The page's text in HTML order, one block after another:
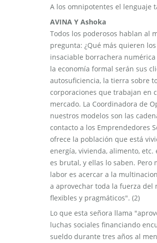
A los omnipotentes el lenguaje
AVINA Y Ashoka
Todos los poderosos hablan al
pregunta: ¿Qué más quieren
insaciable borrachera
la economía formal serán sus
autosuficiencia, la tierra sobre
corporaciones que trabajan en
mercado. La Coordinadora de
nuestros modelos son las
contacto a los Emprendedores
ofrece la población que está
energía, vivienda, alimento,
es brutal, y ellas lo saben. Pero
labor es acercar a la
a aprovechar toda la fuerza del
flexibles y pragmáticos". (2)
Lo que esta señora llama
luchas sociales financiando
sueldo durante tres años al